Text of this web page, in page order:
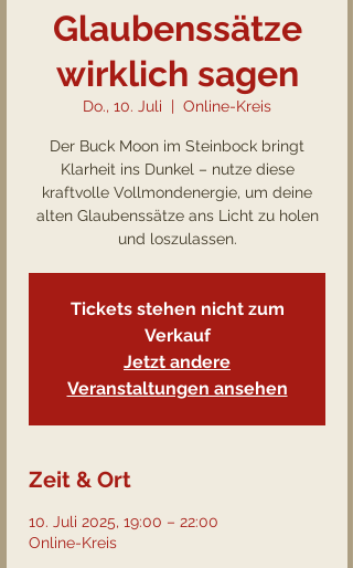
Glaubenssätze
wirklich sagen
Do., 10. Juli
  |
Online-Kreis
Der Buck Moon im Steinbock bringt
Klarheit ins Dunkel – nutze diese
kraftvolle Vollmondenergie, um deine
alten Glaubenssätze ans Licht zu holen
und loszulassen.
Tickets stehen nicht zum
Verkauf
Jetzt andere
Veranstaltungen ansehen
Zeit & Ort
10. Juli 2025, 19:00 – 22:00
Online-Kreis